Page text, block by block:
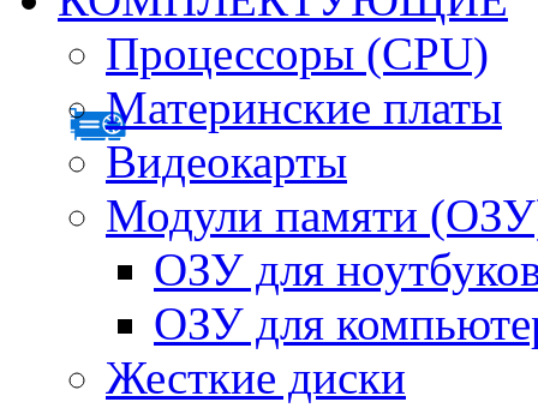
Процессоры (CPU)
Материнские платы
Видеокарты
Модули памяти
ОЗУ для
ОЗУ для
Жесткие диски